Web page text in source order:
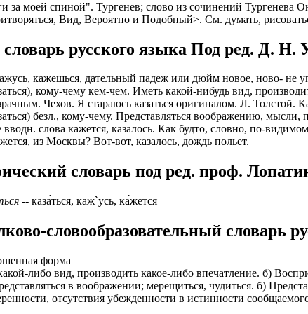
ПРОЦЕСС ОФОРМЛЕНИЯ: подробная консультация,
работодателем подобранной заранее вакансии >
ВОЗМОЖНО ДИСТАНЦИОННОЕ ОФОРМЛЕНИЕ
Также смотрите дополнительные предложения по
А также рассматриваются соискатели с опытом работы:
# работа за границей
# работа за рубежом
# трудоустройство за границей
ЗАДАЧИ РЕГИОНАЛЬНОГО ПРЕДСТАВИТЕЛЯ
Доставлять клиентам банковские продукты, в том числе
картами банка.
В ходе консультации представители могут подключать
установке мобильного банка на телефон), за что
Пожалуйста, НЕ ЗВОНИТЕ! Пишите.
Опыт не нужен, но приветствуется на следующих
региональный представитель, продавец-консультант,
Открытие, Почта Банк.
В направлениях: без опыта, студенты, банки,
за моей спиной". Тургенев; слово из сочинений Тургенева
Вид, Вероятно и Подобный>. См. думать,
русского языка Под ред. Д. Н.
кажешься, дательный падеж или дюйм новое, ново- не
кому-чему кем-чем. Иметь какой-нибудь вид,
Чехов. Я стараюсь казаться оригиналом. Л. Толстой.
безл., кому-чему. Представляться воображению, мысли,
вводн. слова кажется, казалось. Как будто, словно, по-
из Москвы? Вот-вот, казалось, дождь польет.
словарь под ред. проф.
-- каза́ться, каж`усь, ка́жется
словообразовательный словарь
форма
либо вид, производить какое-либо впечатление. б)
в воображении; мерещиться, чудиться. б)
отсутствия убежденности в истинности